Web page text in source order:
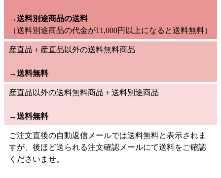
→送料別途商品の送料
（送料別途商品の代金が11,000円以上になると送料無料）
産直品＋産直品以外の送料無料商品
→送料無料
産直品以外の送料無料商品＋送料別途商品
→送料無料
ご注文直後の自動返信メールでは送料無料と表示されま
すが、後ほど送られる注文確認メールにて送料をご確認
くださいませ。